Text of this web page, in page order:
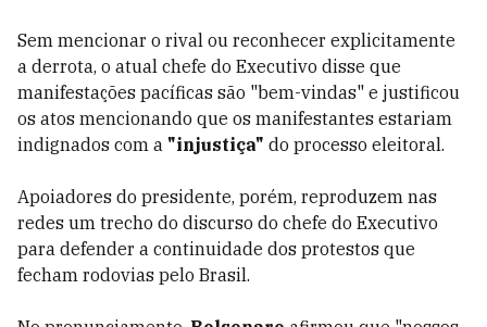
Sem mencionar o rival ou reconhecer explicitamente
a derrota, o atual chefe do Executivo disse que
manifestações pacíficas são "bem-vindas" e justificou
os atos mencionando que os manifestantes estariam
indignados com a "injustiça" do processo eleitoral.
Apoiadores do presidente, porém, reproduzem nas
redes um trecho do discurso do chefe do Executivo
para defender a continuidade dos protestos que
fecham rodovias pelo Brasil.